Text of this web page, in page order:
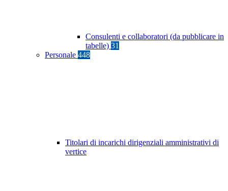
Consulenti e collaboratori (da pubblicare in
tabelle) 31
Personale 448
Titolari di incarichi dirigenziali amministrativi di
vertice